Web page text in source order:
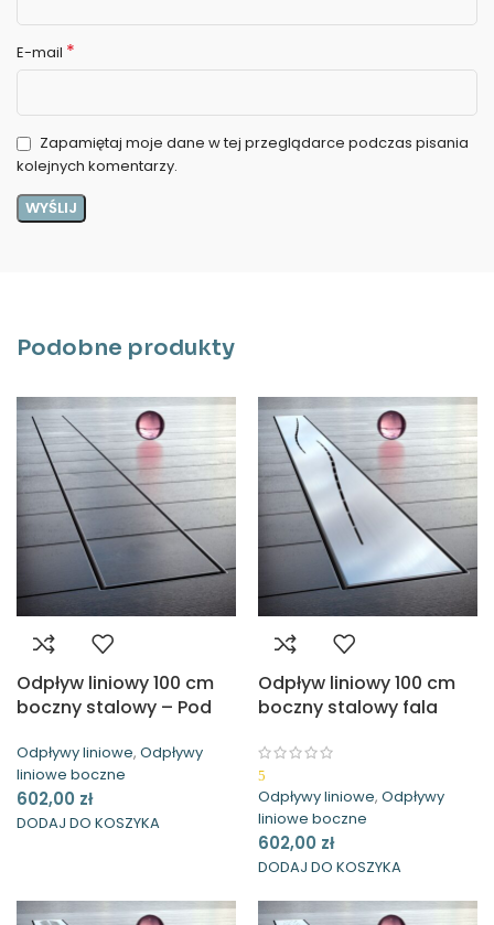
E-mail *
Zapamiętaj moje dane w tej przeglądarce podczas pisania
kolejnych komentarzy.
Podobne produkty
Odpływ liniowy 100 cm
boczny stalowy – Pod
Odpływy liniowe, Odpływy
liniowe boczne
602,00 zł
DODAJ DO KOSZYKA
Odpływ liniowy 100 cm
boczny stalowy fala
5
Odpływy liniowe, Odpływy
liniowe boczne
602,00 zł
DODAJ DO KOSZYKA